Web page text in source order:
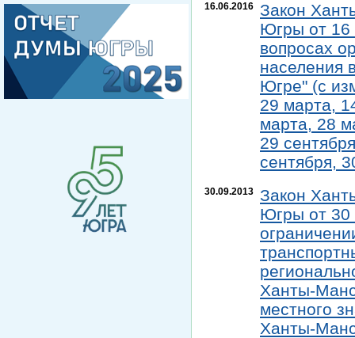
16.06.2016
Закон
Югры от 16
вопросах
населения
Югре" (с
29 марта,
марта, 28
29
сентября,
30.09.2013
Закон
Югры от 30
Ханты-
местного
Ханты-